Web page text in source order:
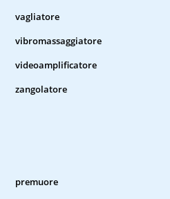
vagliatore
vibromassaggiatore
videoamplificatore
zangolatore
premuore